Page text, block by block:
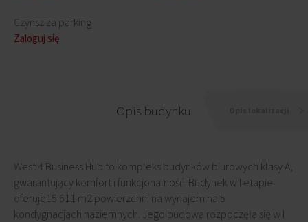
Czynsz za parking
Zaloguj się
Opis budynku
West 4 Business Hub to kompleks budynków biurowych klasy A,
gwarantujący komfort i funkcjonalność. Budynek w I etapie
oferuje15 611 m2 powierzchni na wynajem na 5
kondygnacjach naziemnych. Jego budowa rozpoczęła się w I